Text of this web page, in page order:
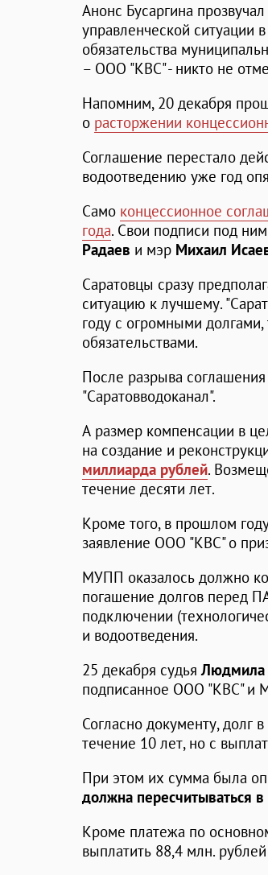
Анонс Бусаргина
управленческой ситуации
обязательства
– ООО "КВС" - никто не
Напомним, 20 декабря
о расторжении
Соглашение перестало
водоотведению уже год
Само концессионное
года. Свои подписи под
Радаев и мэр Михаил
Саратовцы сразу
ситуацию к лучшему.
году с огромными
обязательствами.
После разрыва
"Саратовводоканал".
А размер компенсации в
на создание и
миллиарда рублей.
течение десяти лет.
Кроме того, в прошлом
заявление ООО "КВС" о
МУПП оказалось должно
погашение долгов перед
подключении
и водоотведения.
25 декабря судьяЛюдмила
подписанное ООО "КВС" и
Согласно документу, долг
течение 10 лет, но с
При этом их сумма была
должна пересчитываться
Кроме платежа по
выплатить 88,4 млн.